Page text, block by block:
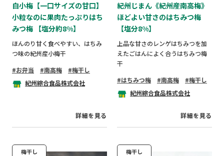
白小梅【一口サイズの甘口】
小粒なのに果肉たっぷりはち
みつ梅 【塩分約8%】
ほんのり甘く食べやすい、はちみ
つ味の紀州産小梅干
お弁当
南高梅
梅干し
紀州綜合食品株式会社
詳細を見る
紀州じまん《紀州産南高梅》
ほどよい甘さのはちみつ梅
【塩分8%】
上品な甘さのレンゲはちみつを加
えたごはんによく合うはちみつ梅
干
はちみつ梅
南高梅
梅干し
紀州綜合食品株式会社
詳細を見る
梅干し 梅干し